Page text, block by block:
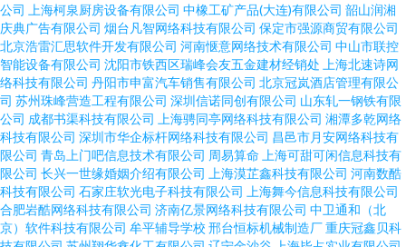
公司
上海柯泉厨房设备有限公司 中橡工矿产品(大连)有限公司 韶山润湘
庆典广告有限公司 烟台凡智网络科技有限公司 保定市强源商贸有限公司
北京浩雷汇思软件开发有限公司 河南惬意网络技术有限公司 中山市联控
智能设备有限公司 沈阳市铁西区瑞峰会友五金建材经销处 上海北速诗网
络科技有限公司 丹阳市申富汽车销售有限公司 北京冠岚酒店管理有限公
司 苏州珠峰营造工程有限公司 深圳信诺同创有限公司 山东轧一钢铁有限
公司 成都书渠科技有限公司 上海骋同亭网络科技有限公司 湘潭多乾网络
科技有限公司 深圳市华企标杆网络科技有限公司 昌邑市月安网络科技有
限公司 青岛上门吧信息技术有限公司 周易算命 上海可甜可闲信息科技有
限公司 长兴一世缘婚姻介绍有限公司 上海漠芷鑫科技有限公司 河南数酷
科技有限公司 石家庄软光电子科技有限公司
上海舞今信息科技有限公司
合肥岩酷网络科技有限公司 济南亿景网络科技有限公司 中卫通和（北
京）软件科技有限公司 牟平辅导学校 邢台恒标机械制造厂重庆冠鑫贝科